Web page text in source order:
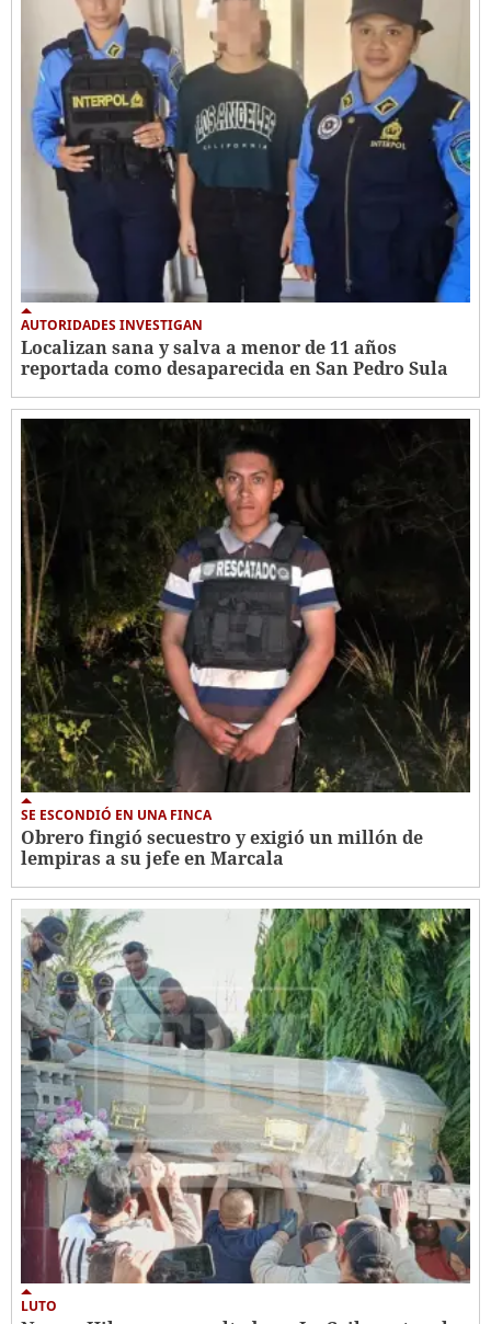
AUTORIDADES INVESTIGAN
Localizan sana y salva a menor de 11 años
reportada como desaparecida en San Pedro Sula
SE ESCONDIÓ EN UNA FINCA
Obrero fingió secuestro y exigió un millón de
lempiras a su jefe en Marcala
LUTO